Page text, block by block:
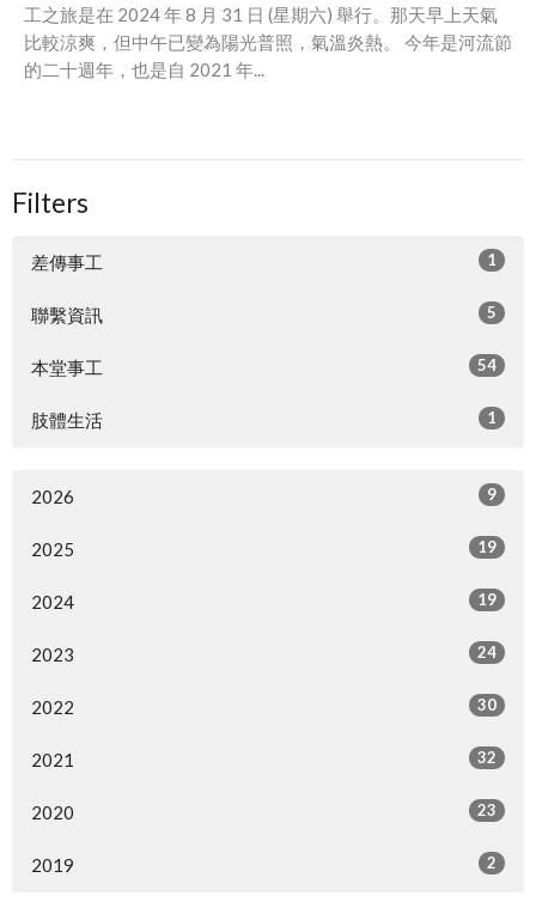
工之旅是在 2024 年 8 月 31 日 (星期六) 舉行。那天早上天氣
比較涼爽，但中午已變為陽光普照，氣溫炎熱。 今年是河流節
的二十週年，也是自 2021 年...
Filters
差傳事工 1
聯繫資訊 5
本堂事工 54
肢體生活 1
2026 9
2025 19
2024 19
2023 24
2022 30
2021 32
2020 23
2019 2